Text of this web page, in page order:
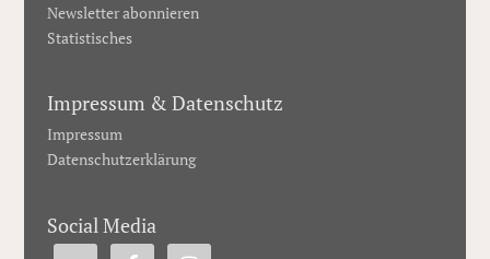
Newsletter abonnieren
Statistisches
Impressum & Datenschutz
Impressum
Datenschutzerklärung
Social Media